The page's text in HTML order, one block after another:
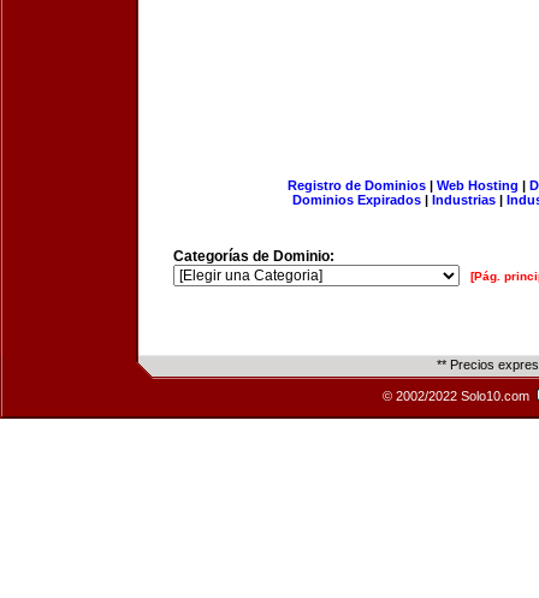
Registro de Dominios| Web Hosting |
Dominios Expirados | Industrias |
Categorías de Dominio:
[Pág.
** Precios
© 2002/2022 Solo10.com